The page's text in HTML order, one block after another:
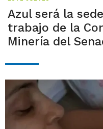
Azul será la
trabajo de la
Minería del